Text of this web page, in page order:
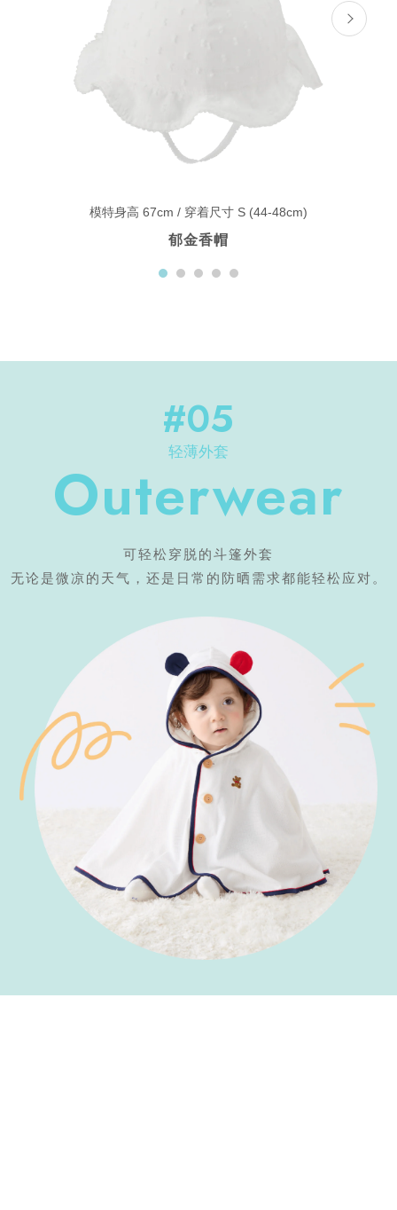
模特身高 67cm / 穿着尺寸 S (44-48cm)
郁金香帽
#05
轻薄外套
Outerwear
可轻松穿脱的斗篷外套
无论是微凉的天气，还是日常的防晒需求都能轻松应对。